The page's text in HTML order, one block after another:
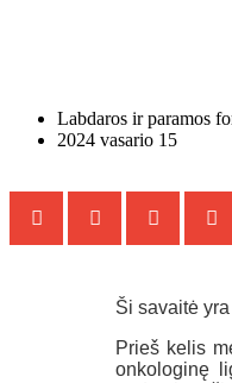
Labdaros ir paramos
2024 vasario 15
Ši savaitė
Prieš kelis
onkologinę